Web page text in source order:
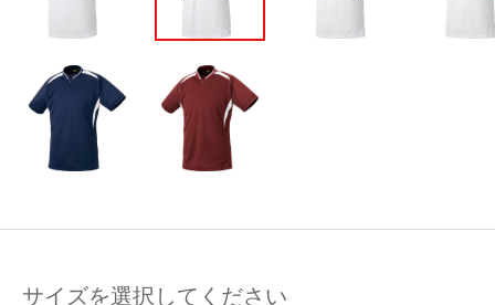
サイズを選択してください